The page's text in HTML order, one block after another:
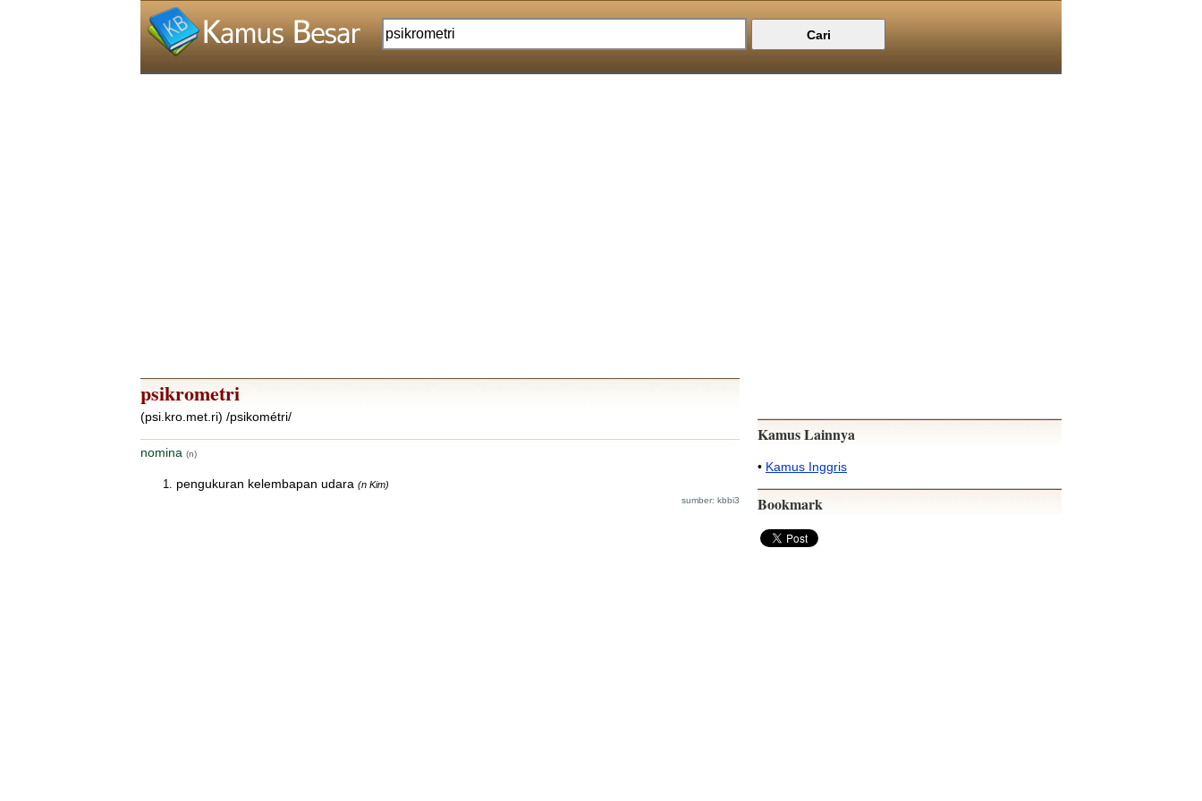
psikrometri
(psi.kro.met.ri) /psikométri/
nomina (n)
pengukuran kelembapan udara (n Kim)
sumber: kbbi3
Kamus Lainnya
• Kamus Inggris
Bookmark